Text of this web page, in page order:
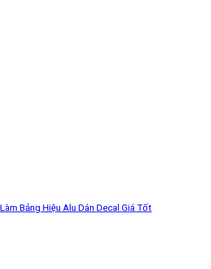
Bảng Hiệu Alu Dán Decal Giá Tốt